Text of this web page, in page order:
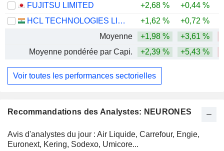
Recommandations des Analystes: NEURONES
Avis d'analystes du jour : Air Liquide, Carrefour, Engie,
Euronext, Kering, Sodexo, Umicore...
FUJITSU LIMITED
+2,68 % +0,44 %
HCL TECHNOLOGIES LIMITED
+1,62 % +0,72 %
Moyenne
+1,98 % +3,61 %
Moyenne pondérée par Capi.
+2,39 % +5,43 %
Voir toutes les performances sectorielles